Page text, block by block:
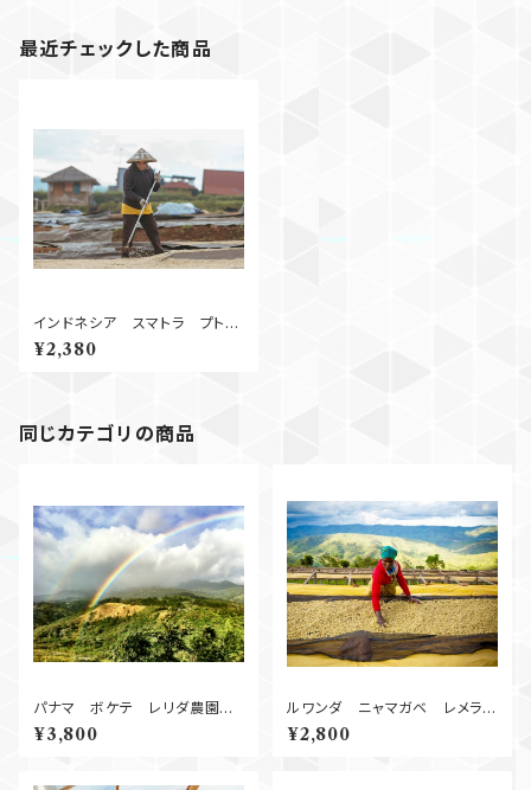
最近チェックした商品
インドネシア スマトラ プト
ラ・ガヨ Wet Hulled
250g
¥2,380
同じカテゴリの商品
パナマ ボケテ レリダ農園
Natural
¥3,800
ルワンダ ニャマガベ レメラ
Natural 250g
¥2,800